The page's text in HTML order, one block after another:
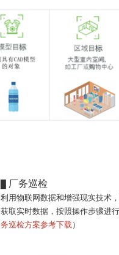
厂务巡检
利用物联网数据和增强现实技术
获取实时数据，按照操作步骤进
务巡检方案参考下载）